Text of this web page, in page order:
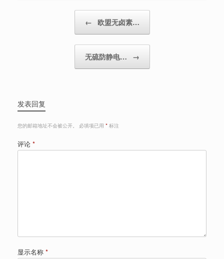
← 欧盟无卤素…
无硫防静电… →
发表回复
您的邮箱地址不会被公开。 必填项已用 * 标注
评论 *
显示名称 *